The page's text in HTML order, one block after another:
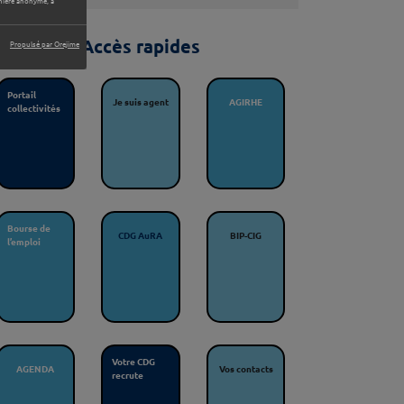
Propulsé par Orejime Accès rapides
Portail
collectivités
Je suis agent AGIRHE
Bourse de
l’emploi
CDG AuRA BIP-CIG
AGENDA
Votre CDG
recrute
Vos contacts